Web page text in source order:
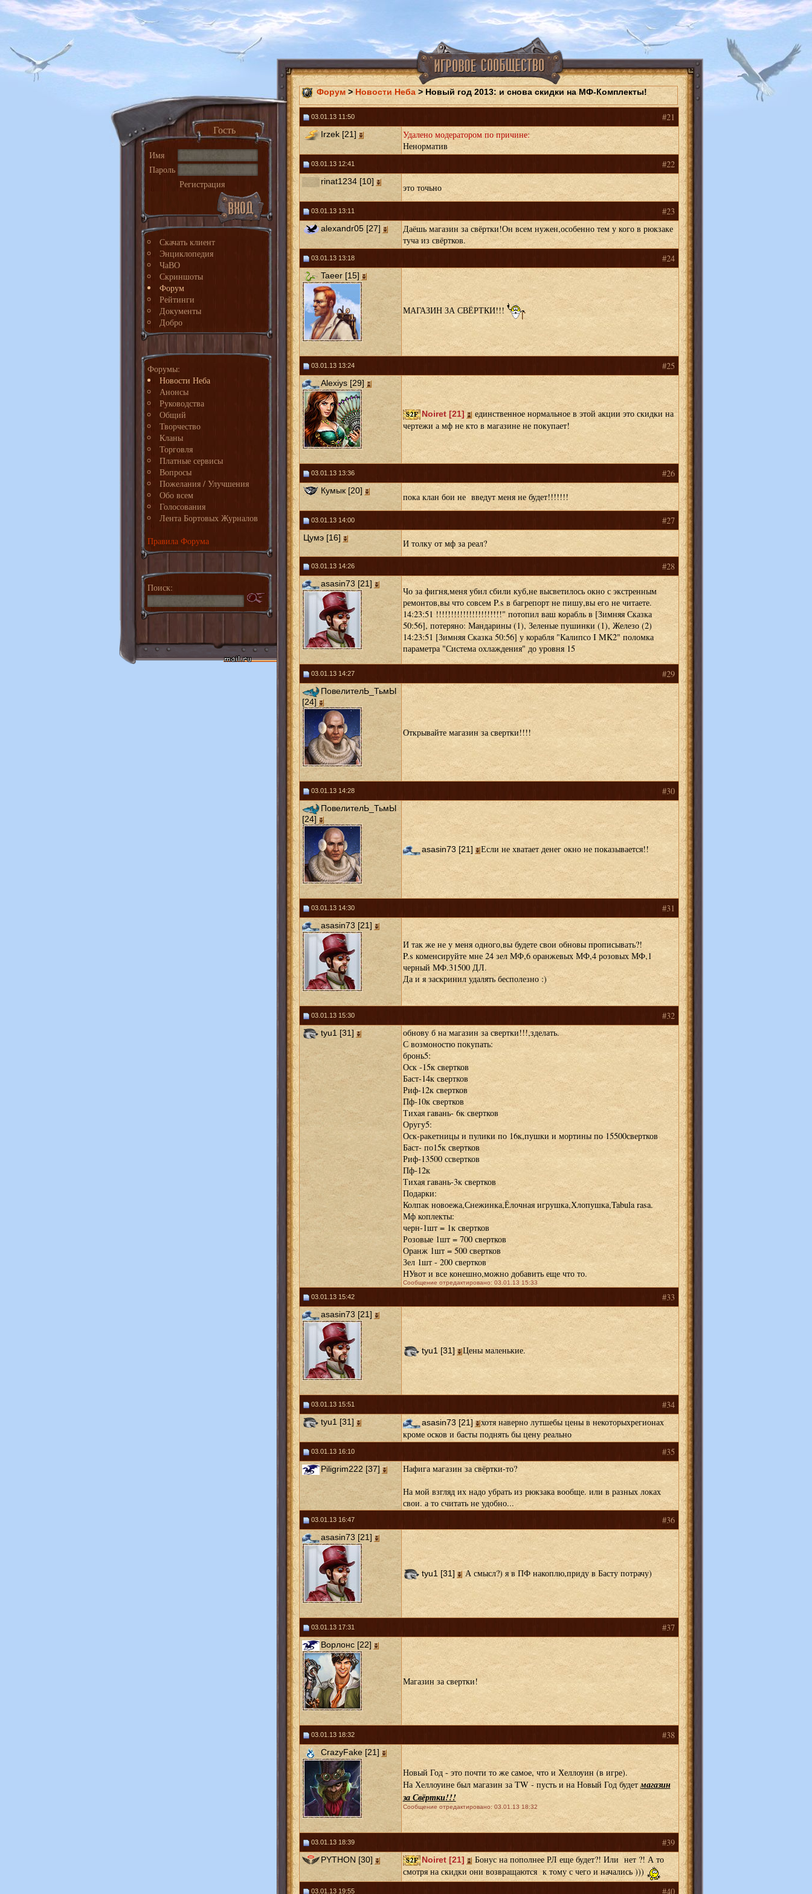
Гость
Имя
Пароль
Регистрация
Скачать клиент
Энциклопедия
ЧаВО
Скриншоты
Форум
Рейтинги
Документы
Добро
Форумы:
Новости Неба
Анонсы
Руководства
Общий
Творчество
Кланы
Торговля
Платные сервисы
Вопросы
Пожелания / Улучшения
Обо всем
Голосования
Лента Бортовых Журналов
Правила Форума
Поиск:
Форум> Новости Неба> Новый год 2013: и снова скидки на МФ-Комплекты!
03.01.13 11:50 #21
Irzek [21]
Удалено модератором по причине:
Ненорматив
03.01.13 12:41 #22
rinat1234 [10]
это точьно
03.01.13 13:11 #23
alexandr05 [27]
Даёшь магазин за свёртки!Он всем нужен,особенно тем у кого в рюкзаке
туча из свёртков.
03.01.13 13:18 #24
Taeer [15]
МАГАЗИН ЗА СВЁРТКИ!!!
03.01.13 13:24 #25
Alexiys [29]
Noiret [21]
единственное нормальное в этой акции это скидки на
чертежи а мф не кто в магазине не покупает!
03.01.13 13:36 #26
Кумык [20]
пока клан бои не введут меня не будет!!!!!!!
03.01.13 14:00 #27
Цумэ [16] И толку от мф за реал?
03.01.13 14:26 #28
asasin73 [21]
Чо за фигня,меня убил сбили куб,не высветилось окно с экстренным
ремонтов,вы что совсем P.s в багрепорт не пишу,вы его не читаете.
14:23:51 !!!!!!!!!!!!!!!!!!!!!!" потопил ваш корабль в [Зимняя Сказка
50:56], потеряно: Мандарины (1), Зеленые пушинки (1), Железо (2)
14:23:51 [Зимняя Сказка 50:56] у корабля "Калипсо I MK2" поломка
параметра "Система охлаждения" до уровня 15
03.01.13 14:27 #29
ПовелителЬ_ТьмЫ
[24]
Открывайте магазин за свертки!!!!
03.01.13 14:28 #30
ПовелителЬ_ТьмЫ
[24]
asasin73 [21] Если не хватает денег окно не показывается!!
03.01.13 14:30 #31
asasin73 [21]
И так же не у меня одного,вы будете свои обновы прописывать?!
P.s коменсируйте мне 24 зел МФ,6 оранжевых МФ,4 розовых МФ,1
черный МФ.31500 ДЛ.
Да и я заскринил удалять бесполезно :)
03.01.13 15:30 #32
tyu1 [31]
обнову б на магазин за свертки!!!,зделать.
С возмоностю покупать:
бронь5:
Оск -15к свертков
Баст-14к свертков
Риф-12к свертков
Пф-10к свертков
Тихая гавань- 6к свертков
Оругу5:
Оск-ракетницы и пулики по 16к,пушки и мортины по 15500свертков
Баст- по15к свертков
Риф-13500 ссвертков
Пф-12к
Тихая гавань-3к свертков
Подарки:
Колпак новоежа,Снежинка,Ёлочная игрушка,Хлопушка,Tabula rasa.
Мф коплекты:
черн-1шт = 1к свертков
Розовые 1шт = 700 свертков
Оранж 1шт = 500 свертков
Зел 1шт - 200 свертков
НУвот и все конешно,можно добавить еще что то.
Сообщение отредактировано: 03.01.13 15:33
03.01.13 15:42 #33
asasin73 [21]
tyu1 [31] Цены маленькие.
03.01.13 15:51 #34
tyu1 [31] asasin73 [21]
хотя наверно лутшебы цены в некоторыхрегионах
кроме осков и басты поднять бы цену реально
03.01.13 16:10 #35
Piligrim222 [37]
Нафига магазин за свёртки-то?
На мой взгляд их надо убрать из рюкзака вообще. или в разных локах
свои. а то считать не удобно...
03.01.13 16:47 #36
asasin73 [21]
tyu1 [31] А смысл?) я в ПФ накоплю,приду в Басту потрачу)
03.01.13 17:31 #37
Ворлонс [22]
Магазин за свертки!
03.01.13 18:32 #38
CrazyFake [21]
Новый Год - это почти то же самое, что и Хеллоуин (в игре).
На Хеллоуине был магазин за TW - пусть и на Новый Год будетмагазин
за Свёртки!!!
Сообщение отредактировано: 03.01.13 18:32
03.01.13 18:39 #39
PYTHON [30] Noiret [21]
Бонус на пополнее РЛ еще будет?! Или нет ?! А то
смотря на скидки они возвращаются к тому с чего и начались )))
03.01.13 19:55 #40